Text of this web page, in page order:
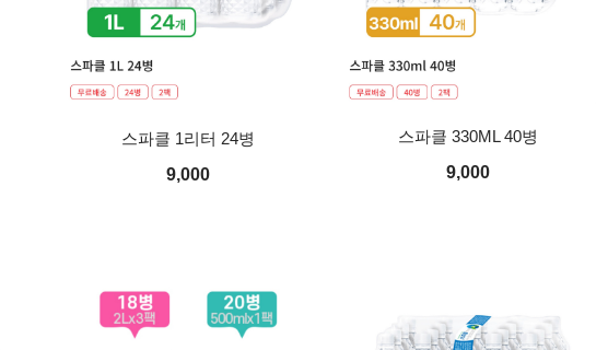
스파클 1리터 24병
9,000
스파클 330ML 40병
9,000